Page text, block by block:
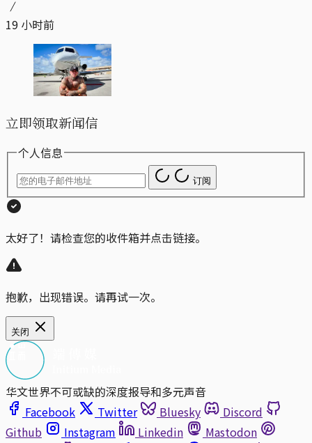
19 小时前
立即领取新闻信
个人信息
订阅
太好了！请检查您的收件箱并点击链接。
抱歉，出现错误。请再试一次。
关闭
华文世界不可或缺的深度报导和多元声音
Facebook
Twitter Bluesky
Discord
Github
Instagram Linkedin
Mastodon